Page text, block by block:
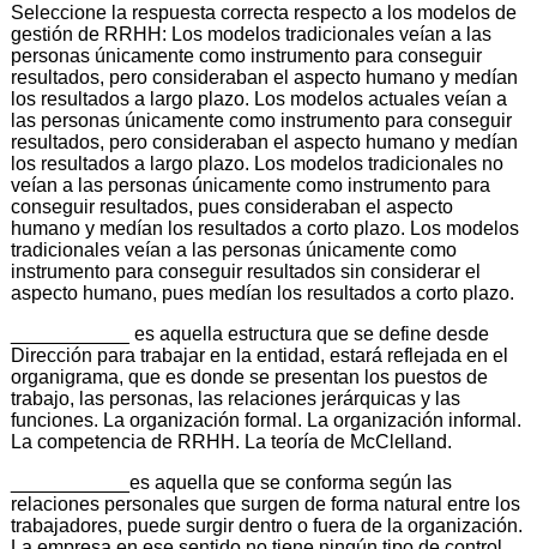
Seleccione la respuesta correcta respecto a los modelos de
gestión de RRHH: Los modelos tradicionales veían a las
personas únicamente como instrumento para conseguir
resultados, pero consideraban el aspecto humano y medían
los resultados a largo plazo. Los modelos actuales veían a
las personas únicamente como instrumento para conseguir
resultados, pero consideraban el aspecto humano y medían
los resultados a largo plazo. Los modelos tradicionales no
veían a las personas únicamente como instrumento para
conseguir resultados, pues consideraban el aspecto
humano y medían los resultados a corto plazo. Los modelos
tradicionales veían a las personas únicamente como
instrumento para conseguir resultados sin considerar el
aspecto humano, pues medían los resultados a corto plazo.
___________ es aquella estructura que se define desde
Dirección para trabajar en la entidad, estará reflejada en el
organigrama, que es donde se presentan los puestos de
trabajo, las personas, las relaciones jerárquicas y las
funciones. La organización formal. La organización informal.
La competencia de RRHH. La teoría de McClelland.
___________es aquella que se conforma según las
relaciones personales que surgen de forma natural entre los
trabajadores, puede surgir dentro o fuera de la organización.